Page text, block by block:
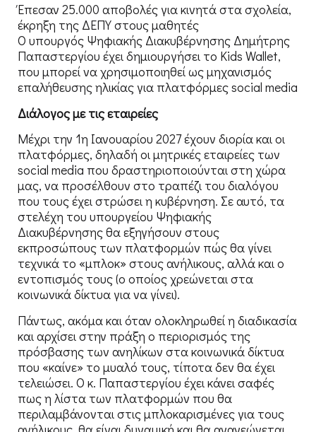
Έπεσαν 25.000 αποβολές για κινητά στα σχολεία,
έκρηξη της ΔΕΠΥ στους μαθητές
Ο υπουργός Ψηφιακής Διακυβέρνησης Δημήτρης
Παπαστεργίου έχει δημιουργήσει το Kids Wallet,
που μπορεί να χρησιμοποιηθεί ως μηχανισμός
επαλήθευσης ηλικίας για πλατφόρμες social media
Διάλογος με τις εταιρείες
Μέχρι την 1η Ιανουαρίου 2027 έχουν διορία και οι
πλατφόρμες, δηλαδή οι μητρικές εταιρείες των
social media που δραστηριοποιούνται στη χώρα
μας, να προσέλθουν στο τραπέζι του διαλόγου
που τους έχει στρώσει η κυβέρνηση. Σε αυτό, τα
στελέχη του υπουργείου Ψηφιακής
Διακυβέρνησης θα εξηγήσουν στους
εκπροσώπους των πλατφορμών πώς θα γίνει
τεχνικά το «μπλοκ» στους ανήλικους, αλλά και ο
εντοπισμός τους (ο οποίος χρεώνεται στα
κοινωνικά δίκτυα για να γίνει).
Πάντως, ακόμα και όταν ολοκληρωθεί η διαδικασία
και αρχίσει στην πράξη ο περιορισμός της
πρόσβασης των ανηλίκων στα κοινωνικά δίκτυα
που «καίνε» το μυαλό τους, τίποτα δεν θα έχει
τελειώσει. Ο κ. Παπαστεργίου έχει κάνει σαφές
πως η λίστα των πλατφορμών που θα
περιλαμβάνονται στις μπλοκαρισμένες για τους